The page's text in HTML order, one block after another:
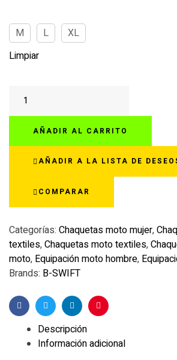
M L
XL
Limpiar
SWIFT
ADVENTURE
cantidad
AÑADIR AL CARRITO
AÑADIR A LA LISTA DE
COMPARAR
Categorías: Chaquetas moto mujer,
textiles,Chaquetas moto textiles,
moto, Equipación moto hombre,
Brands: B-SWIFT
FacebookTwitterLinkedinPinterest
Descripción
Información adicional